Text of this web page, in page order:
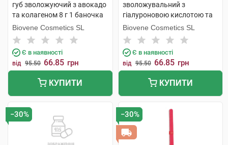
губ зволожуючий з авокадо
та колагеном 8 г 1 баночка
Biovene Cosmetics SL
Є в наявності
від 95.50 66.85 грн
КУПИТИ
зволожувальний з
гіалуроновою кислотою та
чорницею 8 г 1 туба
Biovene Cosmetics SL
Є в наявності
від 95.50 66.85 грн
КУПИТИ
−30% −30%